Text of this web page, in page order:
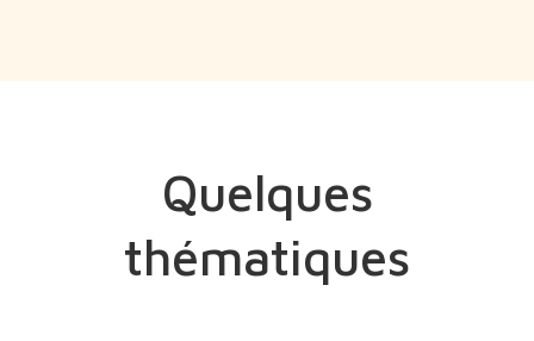
Quelques
thématiques